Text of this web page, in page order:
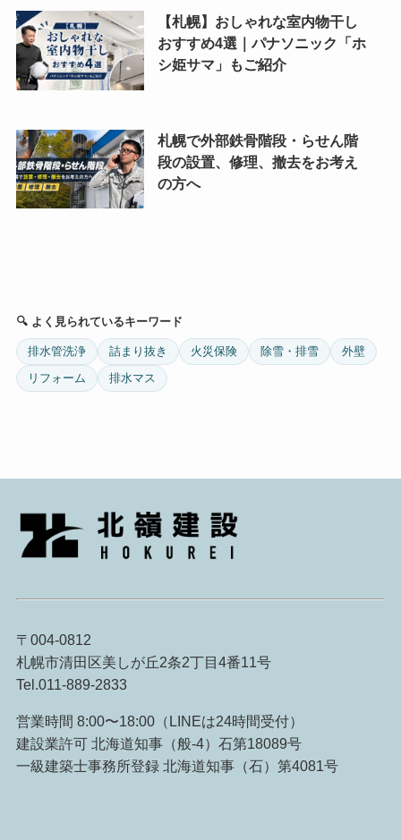
【札幌】おしゃれな室内物干し
おすすめ4選｜パナソニック「ホ
シ姫サマ」もご紹介
札幌で外部鉄骨階段・らせん階
段の設置、修理、撤去をお考え
の方へ
🔍 よく見られているキーワード
排水管洗浄 詰まり抜き 火災保険 除雪・排雪
外壁
リフォーム
排水マス
〒004-0812
札幌市清田区美しが丘2条2丁目4番11号
Tel.011-889-2833
営業時間 8:00〜18:00（LINEは24時間受付）
建設業許可 北海道知事（般-4）石第18089号
一級建築士事務所登録 北海道知事（石）第4081号